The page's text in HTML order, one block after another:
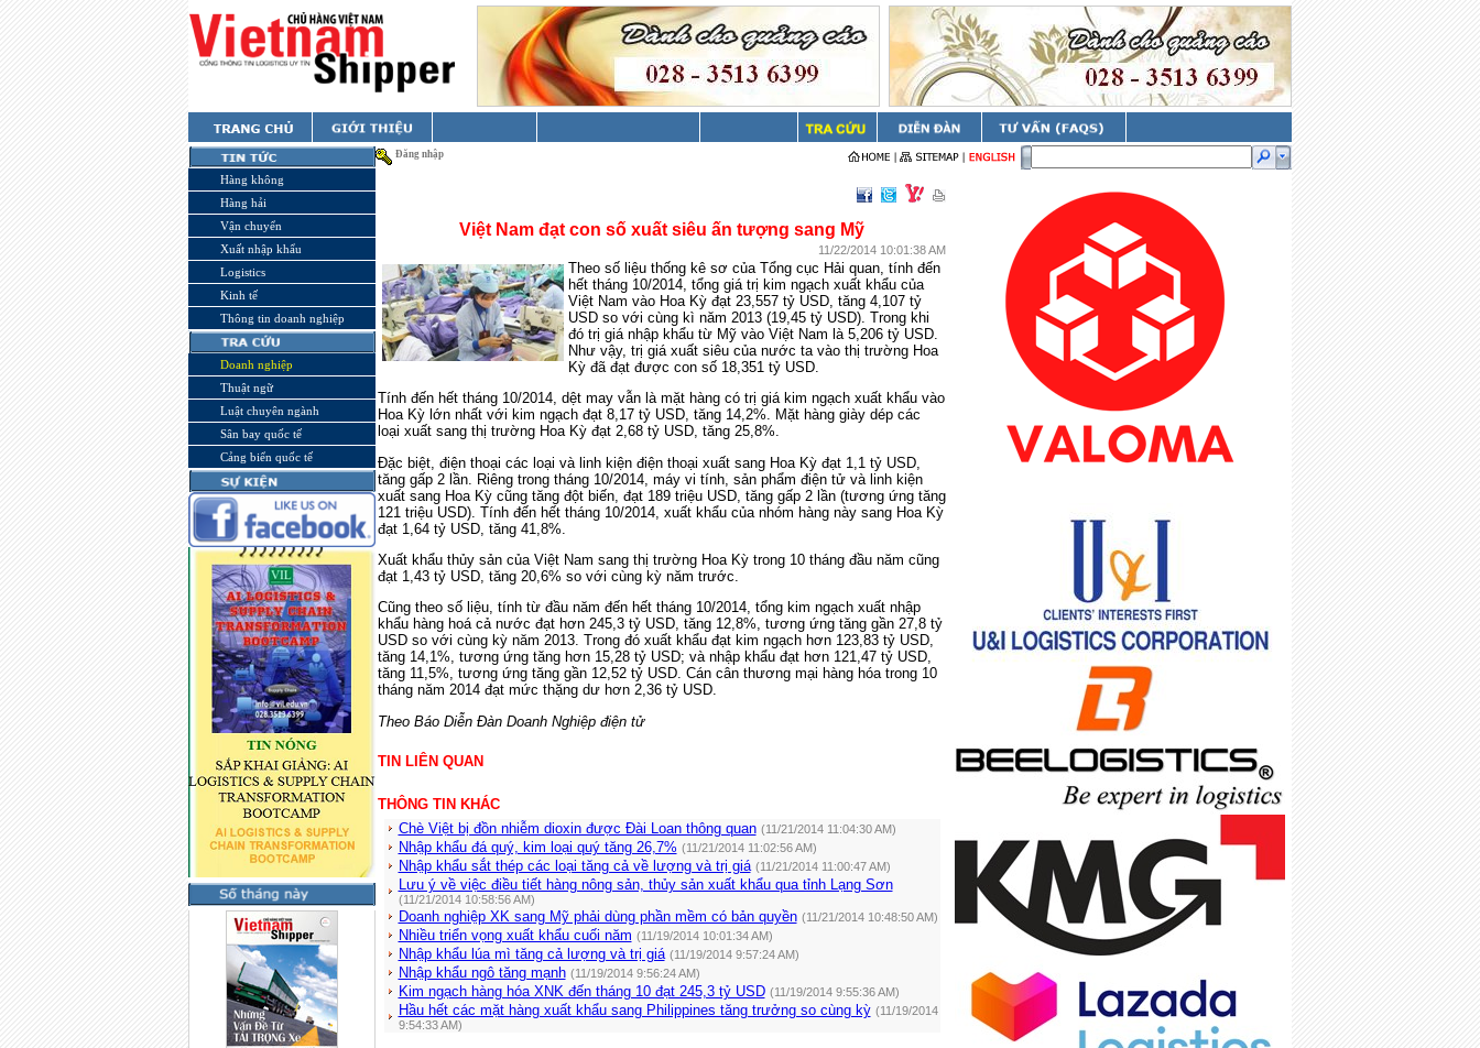
Hàng không
Hàng hải
Vận chuyển
Xuất nhập khẩu
Logistics
Kinh tế
Thông tin doanh nghiệp
Doanh nghiệp
Thuật ngữ
Luật chuyên ngành
Sân bay quốc tế
Cảng biển quốc tế
Đăng nhập
Việt Nam đạt con số xuất siêu ấn tượng sang Mỹ
11/22/2014 10:01:38 AM
Theo số liệu thống kê sơ của Tổng cục Hải quan, tính đến
hết tháng 10/2014, tổng giá trị kim ngạch xuất khẩu của
Việt Nam vào Hoa Kỳ đạt 23,557 tỷ USD, tăng 4,107 tỷ
USD so với cùng kì năm 2013 (19,45 tỷ USD). Trong khi
đó trị giá nhập khẩu từ Mỹ vào Việt Nam là 5,206 tỷ USD.
Như vậy, trị giá xuất siêu của nước ta vào thị trường Hoa
Kỳ đã đạt được con số 18,351 tỷ USD.
Tính đến hết tháng 10/2014, dệt may vẫn là mặt hàng có trị giá kim ngạch xuất khẩu vào
Hoa Kỳ lớn nhất với kim ngạch đạt 8,17 tỷ USD, tăng 14,2%. Mặt hàng giày dép các
loại xuất sang thị trường Hoa Kỳ đạt 2,68 tỷ USD, tăng 25,8%.
Đặc biệt, điện thoại các loại và linh kiện điện thoại xuất sang Hoa Kỳ đạt 1,1 tỷ USD,
tăng gấp 2 lần. Riêng trong tháng 10/2014, máy vi tính, sản phẩm điện tử và linh kiện
xuất sang Hoa Kỳ cũng tăng đột biến, đạt 189 triệu USD, tăng gấp 2 lần (tương ứng tăng
121 triệu USD). Tính đến hết tháng 10/2014, xuất khẩu của nhóm hàng này sang Hoa Kỳ
đạt 1,64 tỷ USD, tăng 41,8%.
Xuất khẩu thủy sản của Việt Nam sang thị trường Hoa Kỳ trong 10 tháng đầu năm cũng
đạt 1,43 tỷ USD, tăng 20,6% so với cùng kỳ năm trước.
Cũng theo số liệu, tính từ đầu năm đến hết tháng 10/2014, tổng kim ngạch xuất nhập
khẩu hàng hoá cả nước đạt hơn 245,3 tỷ USD, tăng 12,8%, tương ứng tăng gần 27,8 tỷ
USD so với cùng kỳ năm 2013. Trong đó xuất khẩu đạt kim ngạch hơn 123,83 tỷ USD,
tăng 14,1%, tương ứng tăng hơn 15,28 tỷ USD; và nhập khẩu đạt hơn 121,47 tỷ USD,
tăng 11,5%, tương ứng tăng gần 12,52 tỷ USD. Cán cân thương mại hàng hóa trong 10
tháng năm 2014 đạt mức thặng dư hơn 2,36 tỷ USD.
Theo Báo Diễn Đàn Doanh Nghiệp điện tử
TIN LIÊN QUAN
THÔNG TIN KHÁC
Chè Việt bị đồn nhiễm dioxin được Đài Loan thông quan (11/21/2014 11:04:30 AM)
Nhập khẩu đá quý, kim loại quý tăng 26,7% (11/21/2014 11:02:56 AM)
Nhập khẩu sắt thép các loại tăng cả về lượng và trị giá (11/21/2014 11:00:47 AM)
Lưu ý về việc điều tiết hàng nông sản, thủy sản xuất khẩu qua tỉnh Lạng Sơn
(11/21/2014 10:58:56 AM)
Doanh nghiệp XK sang Mỹ phải dùng phần mềm có bản quyền (11/21/2014 10:48:50 AM)
Nhiều triển vọng xuất khẩu cuối năm (11/19/2014 10:01:34 AM)
Nhập khẩu lúa mì tăng cả lượng và trị giá (11/19/2014 9:57:24 AM)
Nhập khẩu ngô tăng mạnh (11/19/2014 9:56:24 AM)
Kim ngạch hàng hóa XNK đến tháng 10 đạt 245,3 tỷ USD (11/19/2014 9:55:36 AM)
Hầu hết các mặt hàng xuất khẩu sang Philippines tăng trưởng so cùng kỳ (11/19/2014
9:54:33 AM)